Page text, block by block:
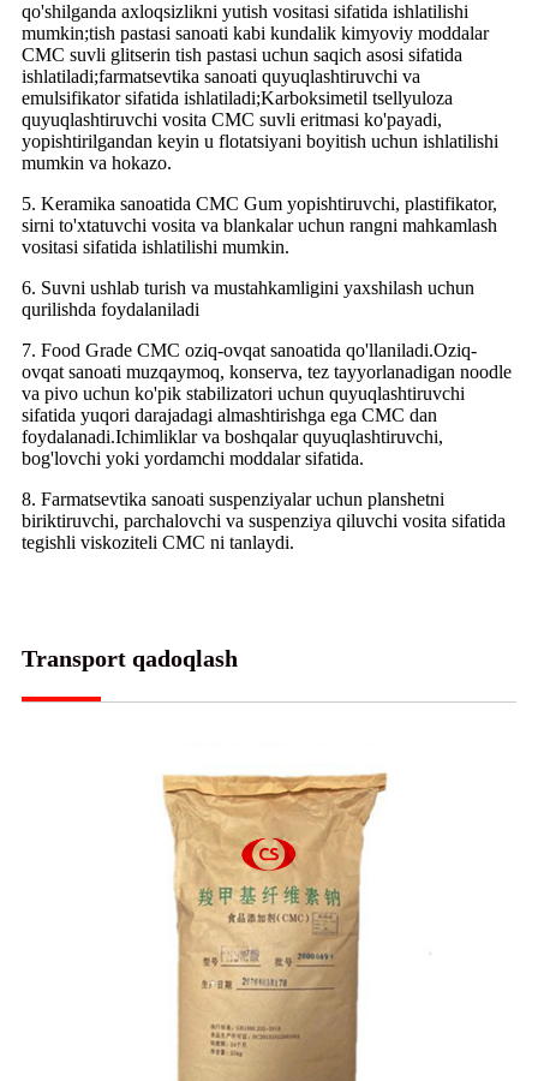
qo'shilganda axloqsizlikni yutish vositasi sifatida ishlatilishi
mumkin;tish pastasi sanoati kabi kundalik kimyoviy moddalar
CMC suvli glitserin tish pastasi uchun saqich asosi sifatida
ishlatiladi;farmatsevtika sanoati quyuqlashtiruvchi va
emulsifikator sifatida ishlatiladi;Karboksimetil tsellyuloza
quyuqlashtiruvchi vosita CMC suvli eritmasi ko'payadi,
yopishtirilgandan keyin u flotatsiyani boyitish uchun ishlatilishi
mumkin va hokazo.
5. Keramika sanoatida CMC Gum yopishtiruvchi, plastifikator,
sirni to'xtatuvchi vosita va blankalar uchun rangni mahkamlash
vositasi sifatida ishlatilishi mumkin.
6. Suvni ushlab turish va mustahkamligini yaxshilash uchun
qurilishda foydalaniladi
7. Food Grade CMC oziq-ovqat sanoatida qo'llaniladi.Oziq-
ovqat sanoati muzqaymoq, konserva, tez tayyorlanadigan noodle
va pivo uchun ko'pik stabilizatori uchun quyuqlashtiruvchi
sifatida yuqori darajadagi almashtirishga ega CMC dan
foydalanadi.Ichimliklar va boshqalar quyuqlashtiruvchi,
bog'lovchi yoki yordamchi moddalar sifatida.
8. Farmatsevtika sanoati suspenziyalar uchun planshetni
biriktiruvchi, parchalovchi va suspenziya qiluvchi vosita sifatida
tegishli viskoziteli CMC ni tanlaydi.
Transport qadoqlash